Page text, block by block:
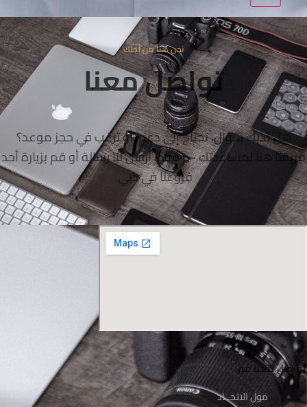
نحن هنا من أجلك
تواصل معنا
هل لديك سؤال، تحتاج إلى دعم، أو ترغب في حجز موعد؟
هنا لمساعدتك — فقط أرسل لنا رسالة أو قم بزيارة أحد
فروعنا في دبي.
معنا عبر:
مول الاتحــاد